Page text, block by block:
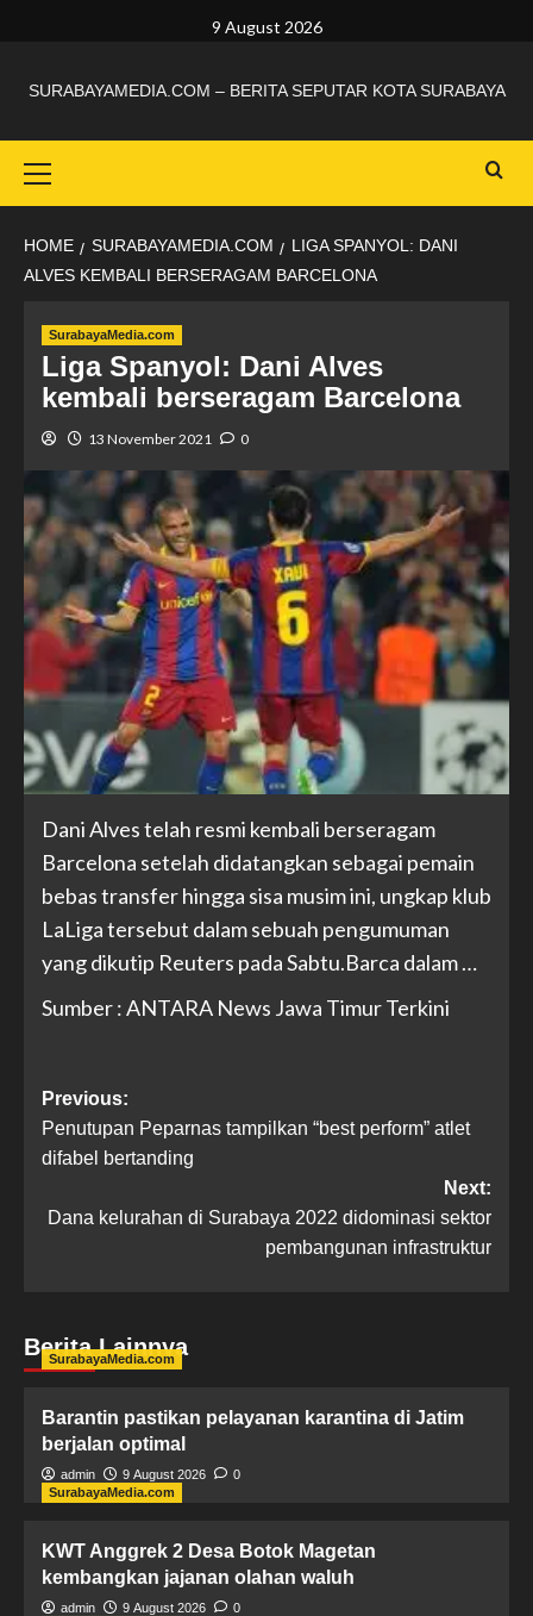
9 August 2026
SURABAYAMEDIA.COM – BERITA SEPUTAR KOTA SURABAYA
HOME SURABAYAMEDIA.COM
LIGA SPANYOL: DANI
ALVES KEMBALI BERSERAGAM BARCELONA
SurabayaMedia.com
Liga Spanyol: Dani Alves
kembali berseragam Barcelona
13 November 2021 0
Dani Alves telah resmi kembali berseragam
Barcelona setelah didatangkan sebagai pemain
bebas transfer hingga sisa musim ini, ungkap klub
LaLiga tersebut dalam sebuah pengumuman
yang dikutip Reuters pada Sabtu.Barca dalam …
Sumber : ANTARA News Jawa Timur Terkini
Previous:
Penutupan Peparnas tampilkan “best perform” atlet
difabel bertanding
Next:
Dana kelurahan di Surabaya 2022 didominasi sektor
pembangunan infrastruktur
Berita Lainnya
SurabayaMedia.com
Barantin pastikan pelayanan karantina di Jatim
berjalan optimal
admin 9 August 2026
0
SurabayaMedia.com
KWT Anggrek 2 Desa Botok Magetan
kembangkan jajanan olahan waluh
admin 9 August 2026
0